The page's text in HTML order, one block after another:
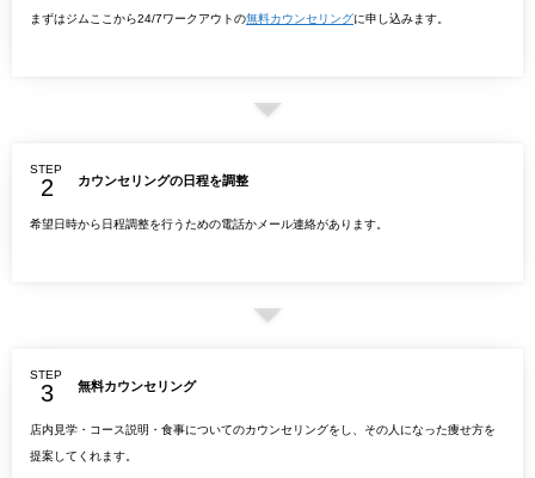
まずはジムここから24/7ワークアウトの無料カウンセリングに申し込みます。
STEP
カウンセリングの日程を調整
希望日時から日程調整を行うための電話かメール連絡があります。
STEP
無料カウンセリング
店内見学・コース説明・食事についてのカウンセリングをし、その人になった痩せ方を
提案してくれます。